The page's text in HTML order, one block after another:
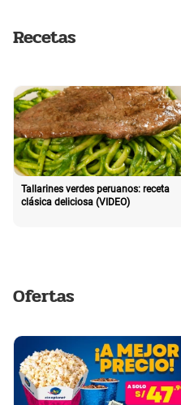
Recetas
Tallarines verdes peruanos: receta
clásica deliciosa (VIDEO)
Ofertas